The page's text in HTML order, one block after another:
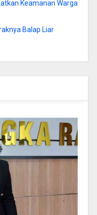
Keamanan Warga
Balap Liar